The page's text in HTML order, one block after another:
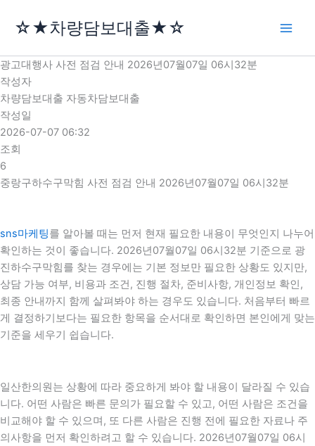
로
건
너
뛰
기
☆★차량담보대출★☆
광고대행사 사전 점검 안내 2026년07월07일 06시32분
작성자
차량담보대출 자동차담보대출
작성일
2026-07-07 06:32
조회
6
중랑구하수구막힘 사전 점검 안내 2026년07월07일 06시32분
sns마케팅를 알아볼 때는 먼저 현재 필요한 내용이 무엇인지 나누어
확인하는 것이 좋습니다. 2026년07월07일 06시32분 기준으로 광
진하수구막힘를 찾는 경우에는 기본 정보만 필요한 상황도 있지만,
상담 가능 여부, 비용과 조건, 진행 절차, 준비사항, 개인정보 확인,
최종 안내까지 함께 살펴봐야 하는 경우도 있습니다. 처음부터 빠르
게 결정하기보다는 필요한 항목을 순서대로 확인하면 본인에게 맞는
기준을 세우기 쉽습니다.
일산한의원는 상황에 따라 중요하게 봐야 할 내용이 달라질 수 있습
니다. 어떤 사람은 빠른 문의가 필요할 수 있고, 어떤 사람은 조건을
비교해야 할 수 있으며, 또 다른 사람은 진행 전에 필요한 자료나 주
의사항을 먼저 확인하려고 할 수 있습니다. 2026년07월07일 06시